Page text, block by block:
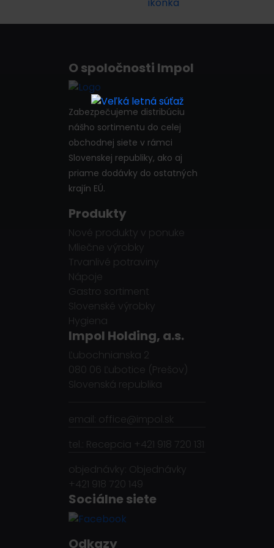
O spoločnosti Impol
Zabezpečujeme distribúciu
nášho sortimentu do celej
obchodnej siete v rámci
Slovenskej republiky, ako aj
priame dodávky do ostatných
krajín EÚ.
Produkty
Nové produkty v ponuke
Mliečne výrobky
Trvanlivé potraviny
Nápoje
Gastro sortiment
Slovenské výrobky
Hygiena
Impol Holding, a.s.
Ľubochnianska 2
080 06 Ľubotice (Prešov)
Slovenská republika
email: office@impol.sk
tel.: Recepcia +421 918 720 131
objednávky: Objednávky
+421 918 720 149
Sociálne siete
Odkazy